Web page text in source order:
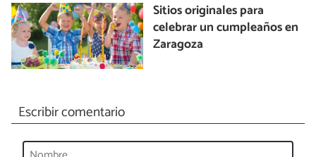
Sitios originales para
celebrar un cumpleaños en
Zaragoza
Escribir comentario